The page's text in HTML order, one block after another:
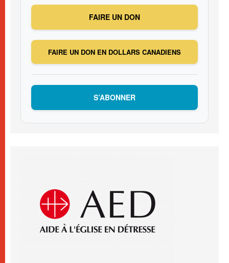
FAIRE UN DON
FAIRE UN DON EN DOLLARS CANADIENS
S’ABONNER